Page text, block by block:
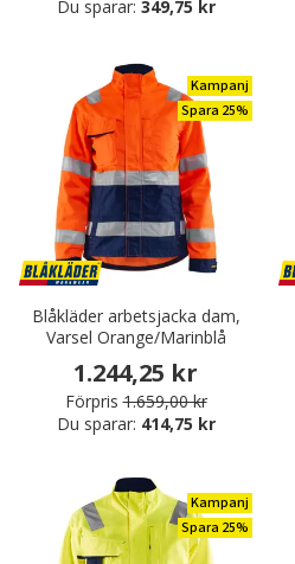
Du sparar: 349,75 kr
Kampanj
Spara 25%
Blåkläder arbetsjacka dam,
Varsel Orange/Marinblå
1.244,25 kr
Förpris 1.659,00 kr
Du sparar: 414,75 kr
Kampanj
Spara 25%